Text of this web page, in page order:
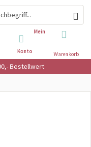
Bestellwert
Warenkorb
Mein
Konto